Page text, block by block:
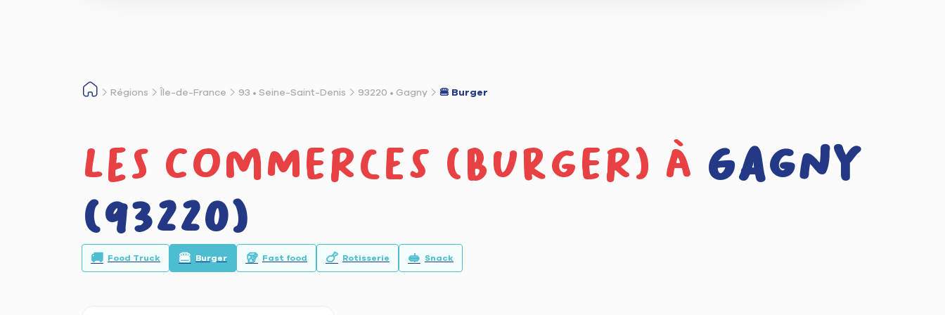
Régions Île-de-France 93 • Seine-Saint-Denis 93220 • Gagny 🍔 Burger
Les commerces (burger) à Gagny
(93220)
🚚 Food Truck 🍔 Burger 🥡 Fast food 🍗 Rotisserie 🥪 Snack